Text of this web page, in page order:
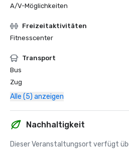
A/V-Möglichkeiten
Freizeitaktivitäten
Fitnesscenter
Transport
Bus
Zug
Alle (5) anzeigen
Nachhaltigkeit
Dieser Veranstaltungsort verfügt